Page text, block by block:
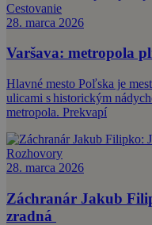
Cestovanie
28. marca 2026
Varšava: metropola
Hlavné mesto Poľska je
ulicami s historickým
metropola. Prekvapí
Rozhovory
28. marca 2026
Záchranár Jakub
zradná